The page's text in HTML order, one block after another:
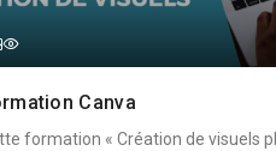
Canva
formation « Création de visuels